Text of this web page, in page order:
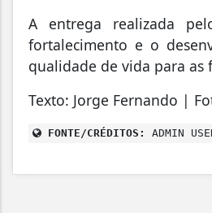
A entrega realizada
fortalecimento e o
qualidade de vida para
Texto: Jorge Fernando |
FONTE/CRÉDITOS: ADMIN